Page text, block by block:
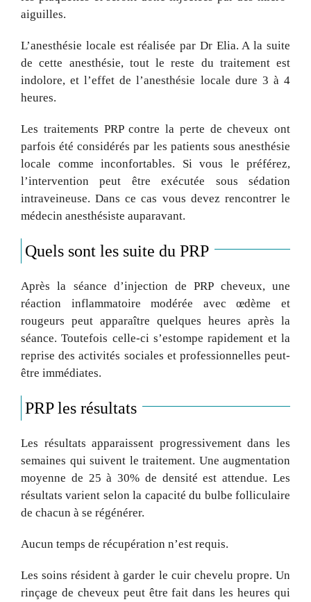
aiguilles.
L’anesthésie locale est réalisée par Dr Elia. A la suite
de cette anesthésie, tout le reste du traitement est
indolore, et l’effet de l’anesthésie locale dure 3 à 4
heures.
Les traitements PRP contre la perte de cheveux ont
parfois été considérés par les patients sous anesthésie
locale comme inconfortables. Si vous le préférez,
l’intervention peut être exécutée sous sédation
intraveineuse. Dans ce cas vous devez rencontrer le
médecin anesthésiste auparavant.
Quels sont les suite du PRP
Après la séance d’injection de PRP cheveux, une
réaction inflammatoire modérée avec œdème et
rougeurs peut apparaître quelques heures après la
séance. Toutefois celle-ci s’estompe rapidement et la
reprise des activités sociales et professionnelles peut-
être immédiates.
PRP les résultats
Les résultats apparaissent progressivement dans les
semaines qui suivent le traitement. Une augmentation
moyenne de 25 à 30% de densité est attendue. Les
résultats varient selon la capacité du bulbe folliculaire
de chacun à se régénérer.
Aucun temps de récupération n’est requis.
Les soins résident à garder le cuir chevelu propre. Un
rinçage de cheveux peut être fait dans les heures qui